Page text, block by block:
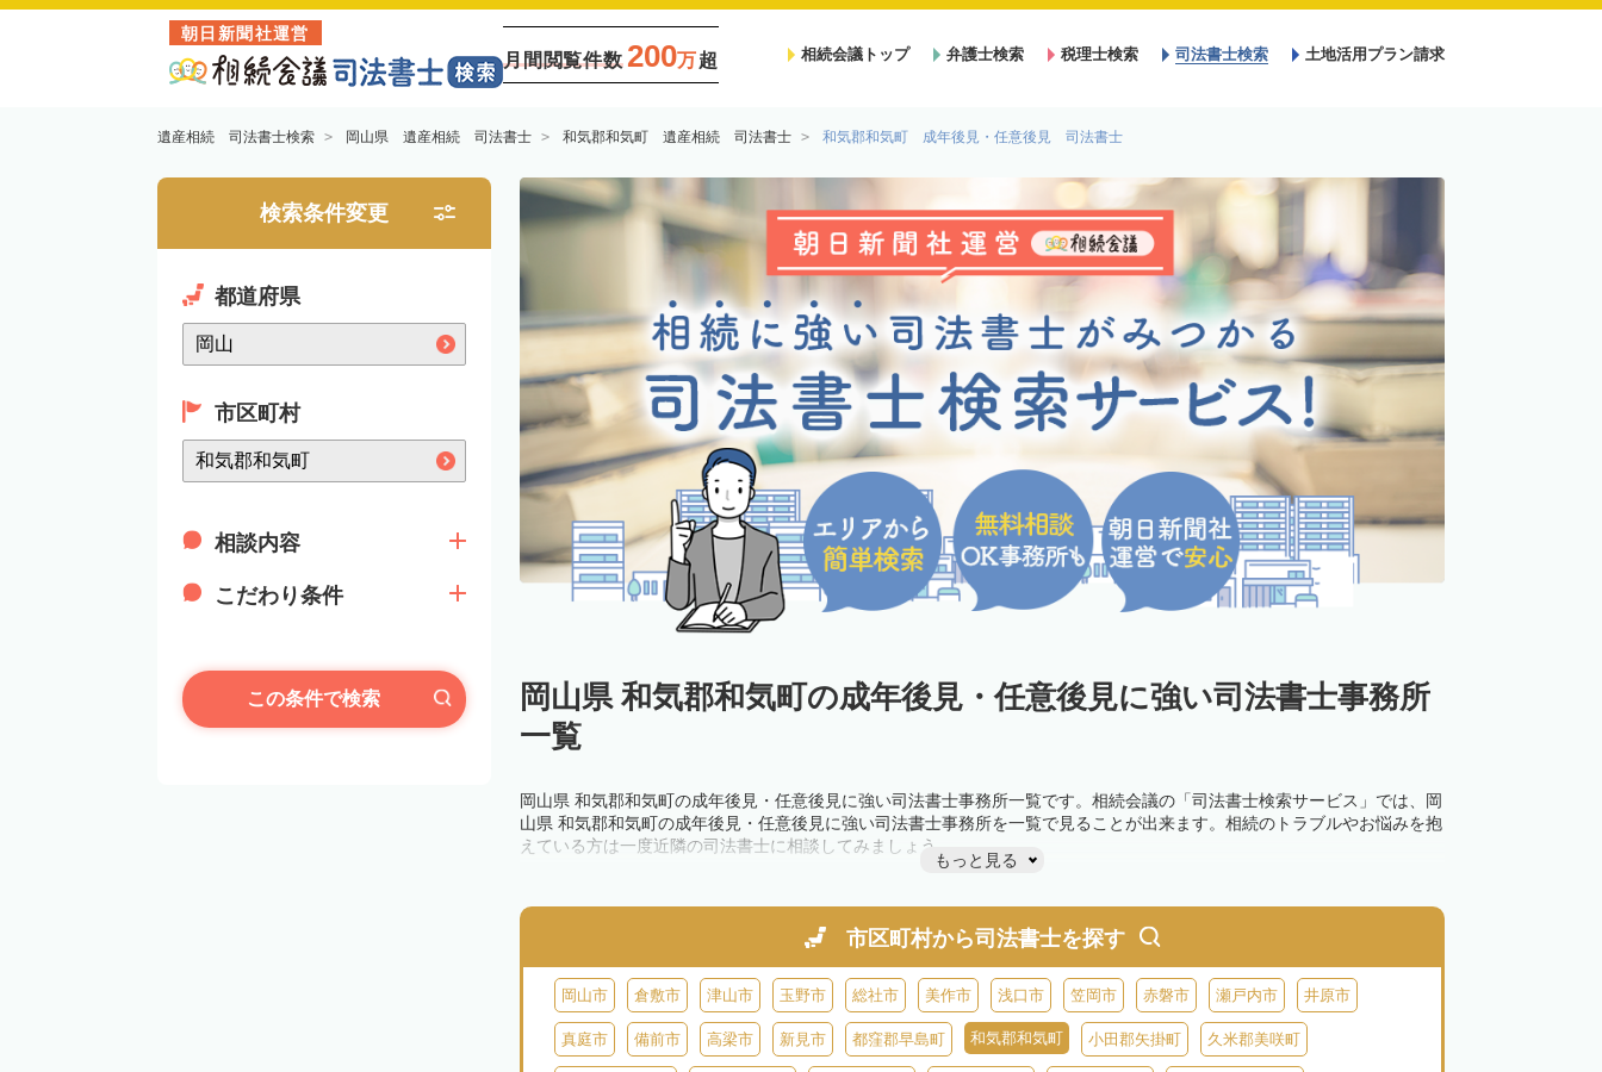
朝日新聞社運営
月間閲覧件数 200万超 相続会議トップ 弁護士検索 税理士検索 司法書士検索 土地活用プラン請求
遺産相続 司法書士検索 岡山県 遺産相続 司法書士 和気郡和気町 遺産相続 司法書士 和気郡和気町 成年後見・任意後見 司法書士
検索条件変更
都道府県
市区町村
相談内容
こだわり条件
この条件で検索
岡山県 和気郡和気町の成年後見・任意後見に強い司法書士事務所
一覧
岡山県 和気郡和気町の成年後見・任意後見に強い司法書士事務所一覧です。相続会議の「司法書士検索サービス」では、岡
山県 和気郡和気町の成年後見・任意後見に強い司法書士事務所を一覧で見ることが出来ます。相続のトラブルやお悩みを抱
えている方は一度近隣の司法書士に相談してみましょう。
もっと見る
市区町村から司法書士を探す
岡山市 倉敷市 津山市 玉野市 総社市 美作市 浅口市 笠岡市 赤磐市 瀬戸内市 井原市
真庭市 備前市 高梁市 新見市 都窪郡早島町 和気郡和気町 小田郡矢掛町 久米郡美咲町